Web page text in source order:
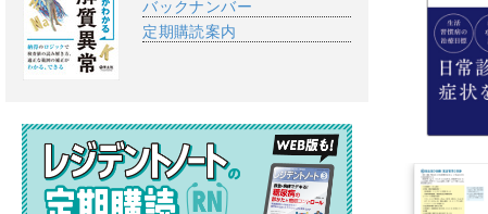
バックナンバー
定期購読案内